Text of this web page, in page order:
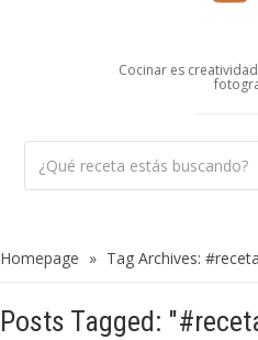
Cocinar es
Homepage » Tag Archives:
Posts Tagged: